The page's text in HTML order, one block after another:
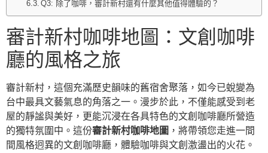
Q3: 除了咖啡，審計新村還有什麼其他值得體驗的？
審計新村咖啡地圖：文創咖啡
廳的風格之旅
審計新村，這個充滿歷史韻味的舊宿舍聚落，如今已蛻變為
台中最具文藝氣息的角落之一。漫步於此，不僅能感受到老
屋的靜謐與美好，更能沉浸在各具特色的文創咖啡廳所營造
的獨特氛圍中。這份審計新村咖啡地圖 ，將帶領您走進一間
間風格迥異的文創咖啡廳，體驗咖啡與文創激盪出的火花。